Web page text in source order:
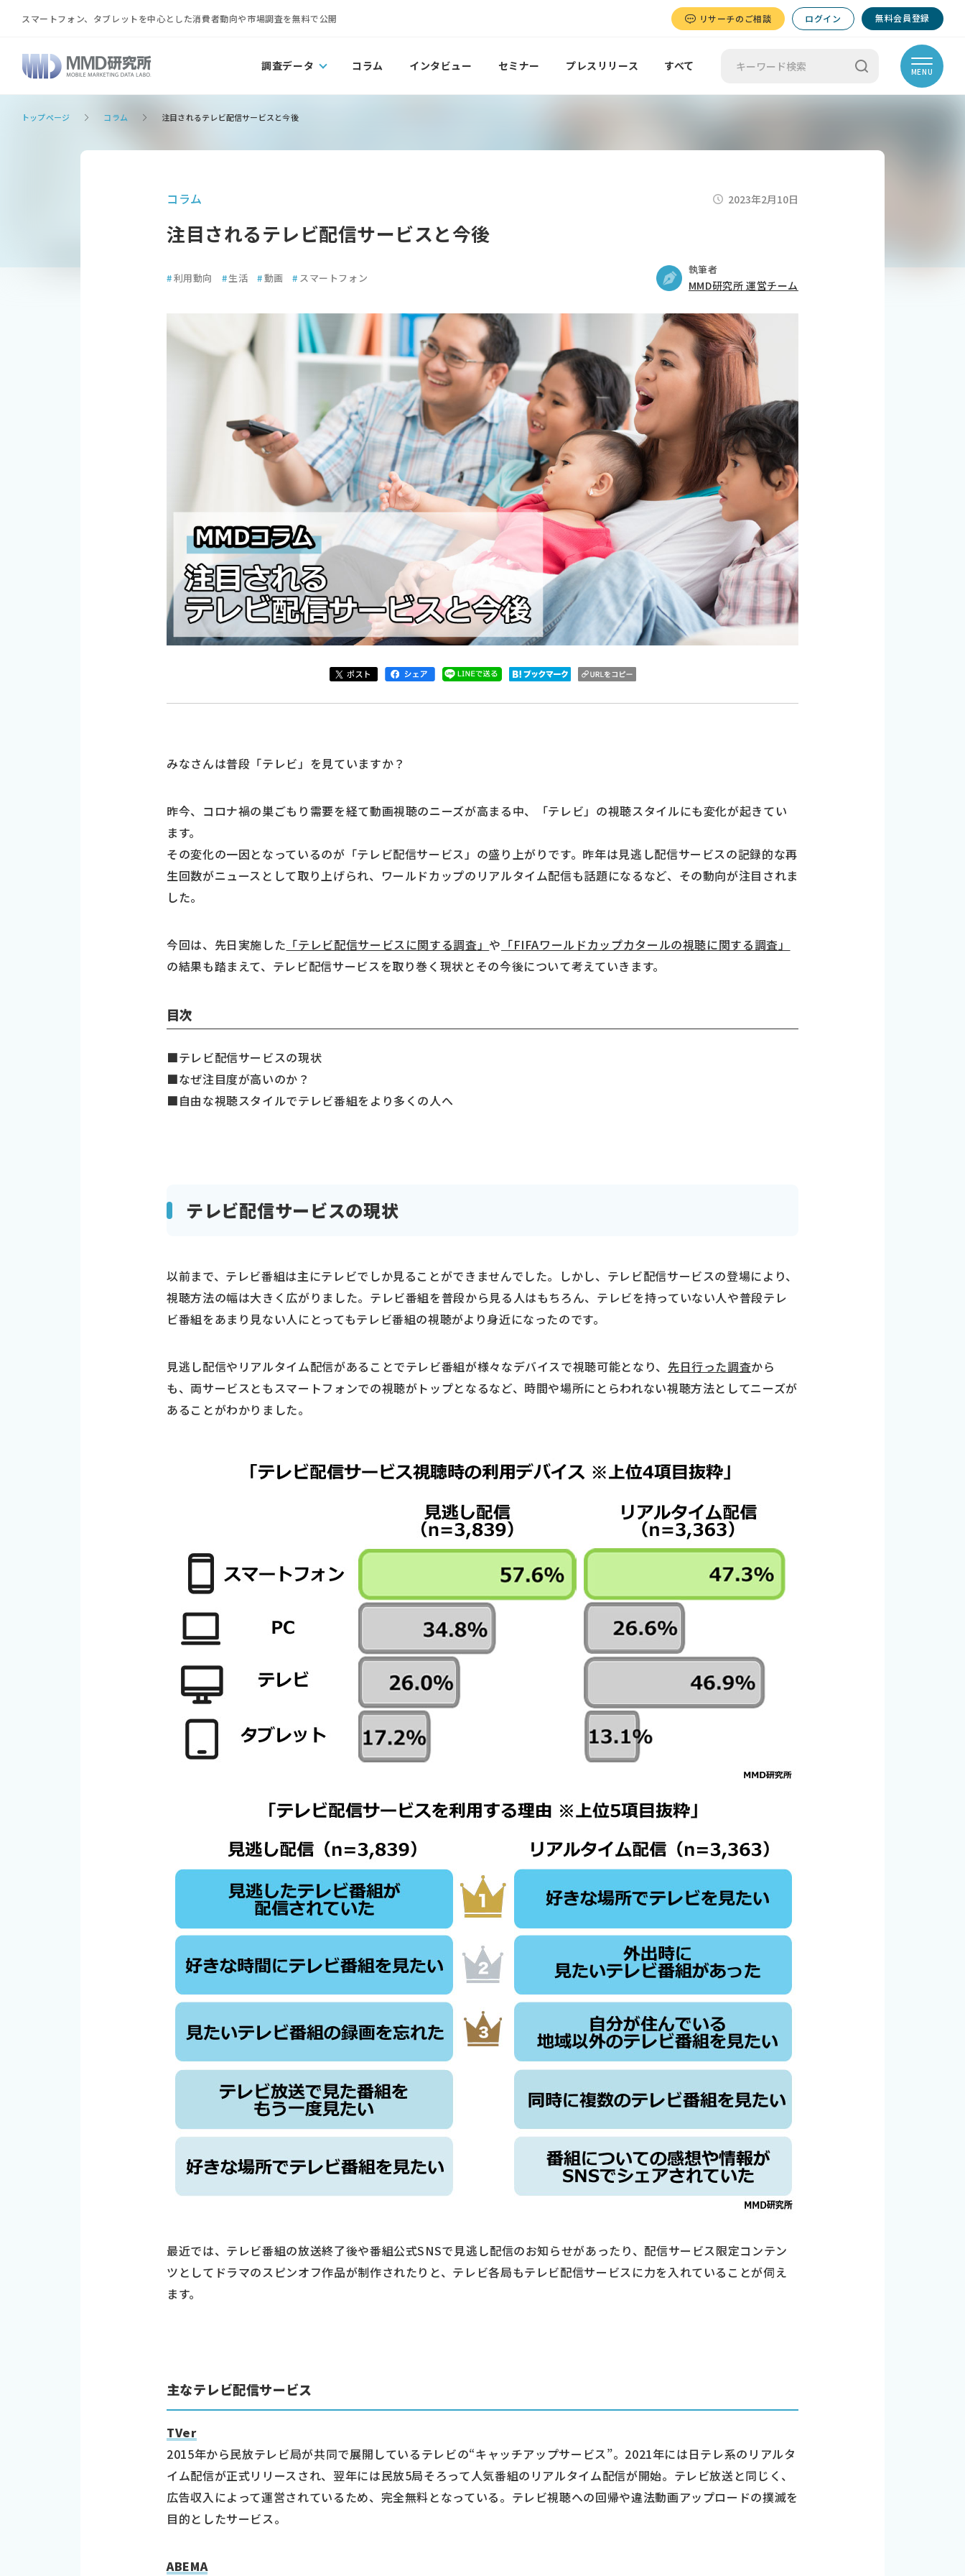
スマートフォン、タブレットを中心とした消費者動向や市場調査を無料で公開 リサーチのご相談 ログイン 無料会員登録
調査データ コラム インタビュー セミナー プレスリリース すべて MENU
トップページ コラム 注目されるテレビ配信サービスと今後
コラム 2023年2月10日
注目されるテレビ配信サービスと今後
#利用動向 #生活 #動画 # スマートフォン
執筆者
MMD研究所 運営チーム
みなさんは普段「テレビ」を見ていますか？
昨今、コロナ禍の巣ごもり需要を経て動画視聴のニーズが高まる中、「テレビ」の視聴スタイルにも変化が起きてい
ます。
その変化の一因となっているのが「テレビ配信サービス」の盛り上がりです。昨年は見逃し配信サービスの記録的な再
生回数がニュースとして取り上げられ、ワールドカップのリアルタイム配信も話題になるなど、その動向が注目されま
した。
今回は、先日実施した 「テレビ配信サービスに関する調査」 や 「FIFAワールドカップカタールの視聴に関する調査」
の結果も踏まえて、テレビ配信サービスを取り巻く現状とその今後について考えていきます。
目次
■テレビ配信サービスの現状
■なぜ注目度が高いのか？
■自由な視聴スタイルでテレビ番組をより多くの人へ
テレビ配信サービスの現状
以前まで、テレビ番組は主にテレビでしか見ることができませんでした。しかし、テレビ配信サービスの登場により、
視聴方法の幅は大きく広がりました。テレビ番組を普段から見る人はもちろん、テレビを持っていない人や普段テレ
ビ番組をあまり見ない人にとってもテレビ番組の視聴がより身近になったのです。
見逃し配信やリアルタイム配信があることでテレビ番組が様々なデバイスで視聴可能となり、 先日行った調査から
も、両サービスともスマートフォンでの視聴がトップとなるなど、時間や場所にとらわれない視聴方法としてニーズが
あることがわかりました。
最近では、テレビ番組の放送終了後や番組公式SNSで見逃し配信のお知らせがあったり、配信サービス限定コンテン
ツとしてドラマのスピンオフ作品が制作されたりと、テレビ各局もテレビ配信サービスに力を入れていることが伺え
ます。
主なテレビ配信サービス
TVer
2015年から民放テレビ局が共同で展開しているテレビの“キャッチアップサービス”。2021年には日テレ系のリアルタ
イム配信が正式リリースされ、翌年には民放5局そろって人気番組のリアルタイム配信が開始。テレビ放送と同じく、
広告収入によって運営されているため、完全無料となっている。テレビ視聴への回帰や違法動画アップロードの撲滅を
目的としたサービス。
ABEMA